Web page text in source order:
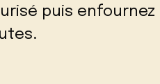
puis enfournez